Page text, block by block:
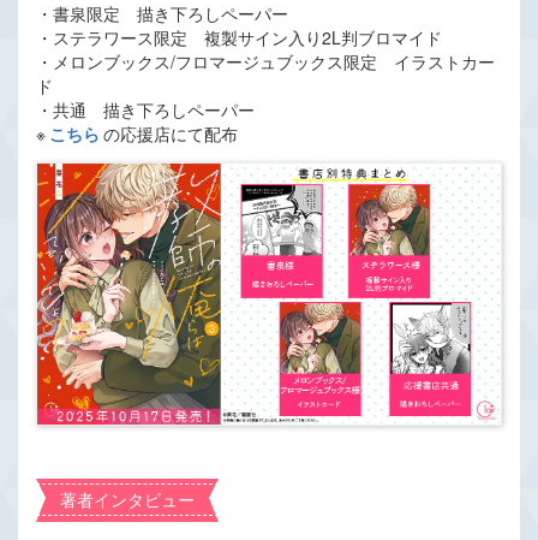
・書泉限定 描き下ろしペーパー
・ステラワース限定 複製サイン入り2L判ブロマイド
・メロンブックス/フロマージュブックス限定 イラストカー
ド
・共通 描き下ろしペーパー
※ こちら の応援店にて配布
著者インタビュー